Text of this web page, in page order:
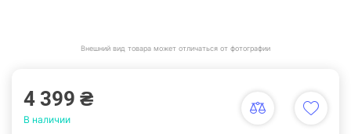
Внешний вид товара может отличаться от фотографии
4 399 ₴
В наличии